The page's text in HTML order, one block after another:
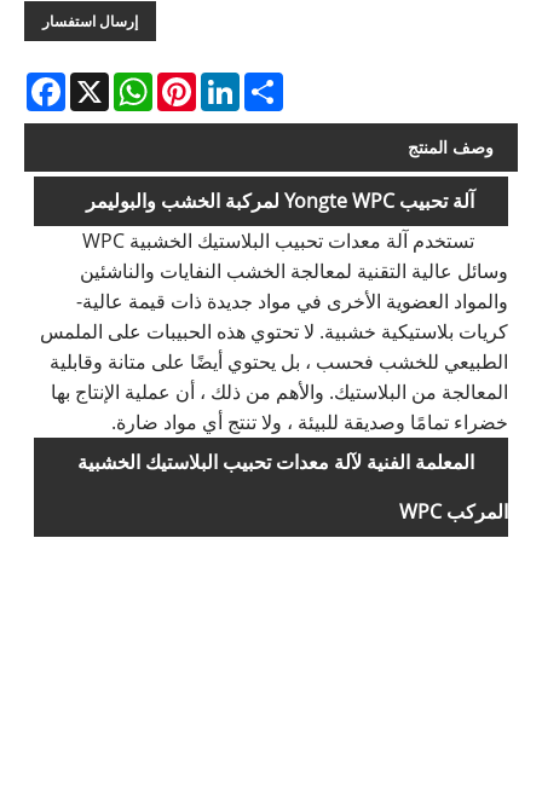
إرسال استفسار
X
WhatsAppPinterestLinkedInShare
وصف المنتج
آلة تحبيب Yongte WPC لمركبة الخشب والبوليمر
تستخدم آلة معدات تحبيب البلاستيك الخشبية WPC
وسائل عالية التقنية لمعالجة الخشب النفايات والناشئين
والمواد العضوية الأخرى في مواد جديدة ذات قيمة عالية-
كريات بلاستيكية خشبية. لا تحتوي هذه الحبيبات على الملمس
الطبيعي للخشب فحسب ، بل يحتوي أيضًا على متانة وقابلية
المعالجة من البلاستيك. والأهم من ذلك ، أن عملية الإنتاج بها
خضراء تمامًا وصديقة للبيئة ، ولا تنتج أي مواد ضارة.
المعلمة الفنية لآلة معدات تحبيب البلاستيك الخشبية
المركب WPC